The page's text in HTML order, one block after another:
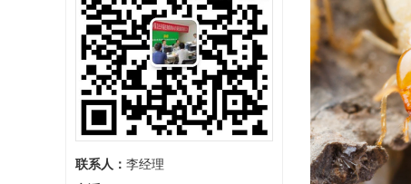
联系人： 李经理